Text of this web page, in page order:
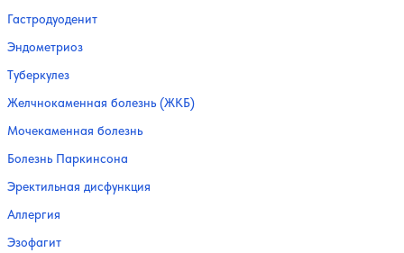
Гастродуоденит
Эндометриоз
Туберкулез
Желчнокаменная болезнь (ЖКБ)
Мочекаменная болезнь
Болезнь Паркинсона
Эректильная дисфункция
Аллергия
Эзофагит